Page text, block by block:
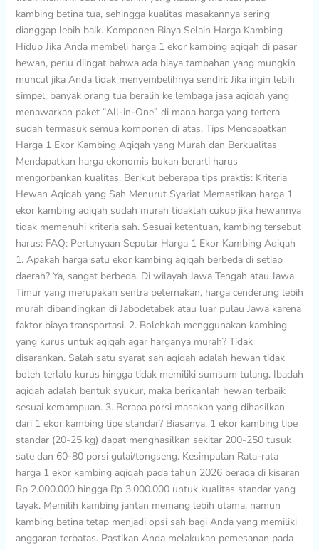
kambing betina tua, sehingga kualitas masakannya sering
dianggap lebih baik. Komponen Biaya Selain Harga Kambing
Hidup Jika Anda membeli harga 1 ekor kambing aqiqah di pasar
hewan, perlu diingat bahwa ada biaya tambahan yang mungkin
muncul jika Anda tidak menyembelihnya sendiri: Jika ingin lebih
simpel, banyak orang tua beralih ke lembaga jasa aqiqah yang
menawarkan paket “All-in-One” di mana harga yang tertera
sudah termasuk semua komponen di atas. Tips Mendapatkan
Harga 1 Ekor Kambing Aqiqah yang Murah dan Berkualitas
Mendapatkan harga ekonomis bukan berarti harus
mengorbankan kualitas. Berikut beberapa tips praktis: Kriteria
Hewan Aqiqah yang Sah Menurut Syariat Memastikan harga 1
ekor kambing aqiqah sudah murah tidaklah cukup jika hewannya
tidak memenuhi kriteria sah. Sesuai ketentuan, kambing tersebut
harus: FAQ: Pertanyaan Seputar Harga 1 Ekor Kambing Aqiqah
1. Apakah harga satu ekor kambing aqiqah berbeda di setiap
daerah? Ya, sangat berbeda. Di wilayah Jawa Tengah atau Jawa
Timur yang merupakan sentra peternakan, harga cenderung lebih
murah dibandingkan di Jabodetabek atau luar pulau Jawa karena
faktor biaya transportasi. 2. Bolehkah menggunakan kambing
yang kurus untuk aqiqah agar harganya murah? Tidak
disarankan. Salah satu syarat sah aqiqah adalah hewan tidak
boleh terlalu kurus hingga tidak memiliki sumsum tulang. Ibadah
aqiqah adalah bentuk syukur, maka berikanlah hewan terbaik
sesuai kemampuan. 3. Berapa porsi masakan yang dihasilkan
dari 1 ekor kambing tipe standar? Biasanya, 1 ekor kambing tipe
standar (20-25 kg) dapat menghasilkan sekitar 200-250 tusuk
sate dan 60-80 porsi gulai/tongseng. Kesimpulan Rata-rata
harga 1 ekor kambing aqiqah pada tahun 2026 berada di kisaran
Rp 2.000.000 hingga Rp 3.000.000 untuk kualitas standar yang
layak. Memilih kambing jantan memang lebih utama, namun
kambing betina tetap menjadi opsi sah bagi Anda yang memiliki
anggaran terbatas. Pastikan Anda melakukan pemesanan pada